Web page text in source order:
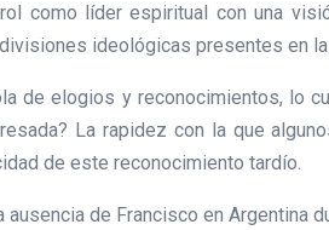
como líder espiritual con una
ideológicas presentes en
de elogios y reconocimientos, lo
La rapidez con la que
de este reconocimiento tardío.
de Francisco en